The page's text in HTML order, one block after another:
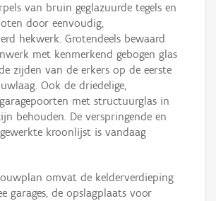
van bruin geglazuurde tegels en
door eenvoudig,
hekwerk. Grotendeels bewaard
met kenmerkend gebogen glas
zijden van de erkers op de eerste
Ook de driedelige,
met structuurglas in
behouden. De verspringende en
kroonlijst is vandaag
omvat de kelderverdieping
garages, de opslagplaats voor